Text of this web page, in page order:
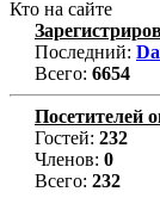
Кто на сайте
Последний:
Всего: 6654
Посетителей
Гостей: 232
Членов: 0
Всего: 232